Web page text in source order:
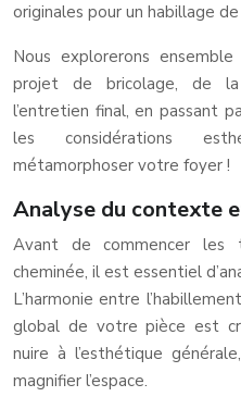
originales pour un habillage
Nous explorerons
projet de bricolage, de
l’entretien final, en passant
les considérations
métamorphoser votre foyer !
Analyse du contexte
Avant de commencer les
cheminée, il est essentiel
L’harmonie entre
global de votre pièce est
nuire à l’esthétique
magnifier l’espace.